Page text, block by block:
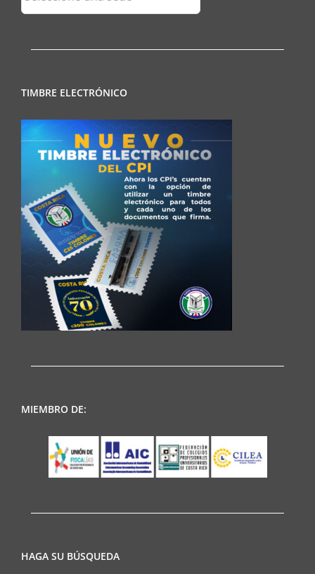
Regionales
TIMBRE ELECTRÓNICO
MIEMBRO DE:
HAGA SU BÚSQUEDA